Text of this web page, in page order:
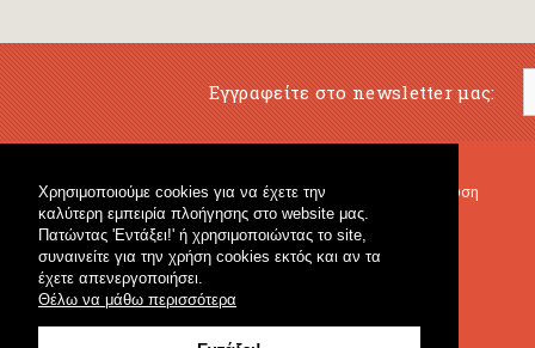
Χρησιμοποιούμε cookies για να έχετε την
καλύτερη εμπειρία πλοήγησης στο website μας.
Πατώντας 'Εντάξει!' ή χρησιμοποιώντας το site,
συναινείτε για την χρήση cookies εκτός και αν τα
έχετε απενεργοποιήσει.
Θέλω να μάθω περισσότερα
Εγγραφείτε στο newsletter μας:
Μουσικό Βιβλιοπωλείο
Κρουστά & Εκπαιδευτικό Υλικό
Γενικό Βιβλιοπωλείο
Μουσική Εκπαίδευση
Fagotto Blog